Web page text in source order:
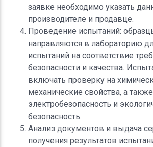
заявке необходимо указать
производителе и продавце.
Проведение испытаний:
направляются в лабораторию
испытаний на соответствие
безопасности и качества.
включать проверку на
механические свойства, а
электробезопасность и
безопасность.
Анализ документов и выдача
получения результатов